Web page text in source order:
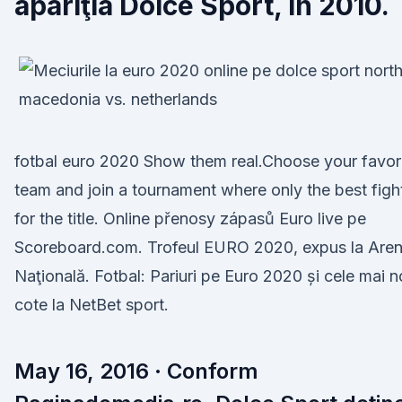
fotbal euro 2020 Show them real.Choose your
team and join a tournament where only the best
for the title. Online přenosy zápasů Euro live pe
Scoreboard.com. Trofeul EURO 2020, expus la
Naţională. Fotbal: Pariuri pe Euro 2020 și cele mai
cote la NetBet sport.
May 16, 2016 · Conform